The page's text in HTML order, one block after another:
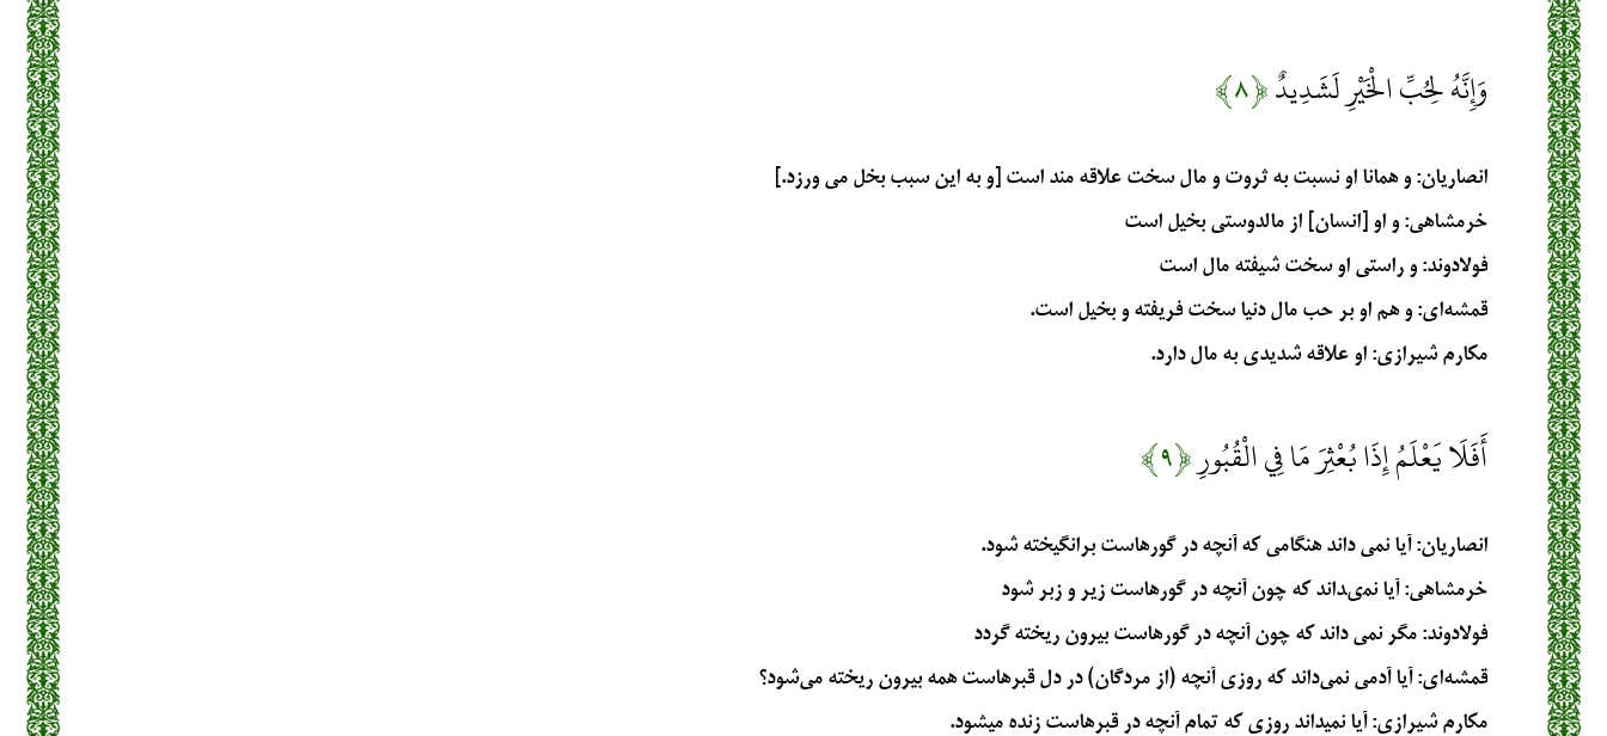
وَإِنَّهُ لِحُبِّ الْخَيْرِ لَشَدِيدٌ﴿۸﴾
انصاریان: و همانا او نسبت به ثروت و مال سخت علاقه مند است [و به این سبب بخل می ورزد.]
خرمشاهی: و او [انسان‏] از مالدوستى بخيل است‏
فولادوند: و راستى او سخت‏ شيفته مال است
قمشه‌ای: و هم او بر حب مال دنیا سخت فریفته و بخیل است.
مکارم شیرازی: او علاقه شديدي به مال دارد.
أَفَلَا يَعْلَمُ إِذَا بُعْثِرَ مَا فِي الْقُبُورِ﴿۹﴾
انصاریان: آیا نمی داند هنگامی که آنچه در گورهاست برانگیخته شود.
خرمشاهی: آيا نمى‏داند كه چون آنچه در گورهاست زير و زبر شود
فولادوند: مگر نمى‏ داند كه چون آنچه در گورهاست بيرون ريخته گردد
قمشه‌ای: آیا آدمی نمی‌داند که روزی آنچه (از مردگان) در دل قبرهاست همه بیرون ریخته می‌شود؟
مکارم شیرازی: آيا نمي‏داند روزي كه تمام آنچه در قبرهاست زنده مي‏شود.